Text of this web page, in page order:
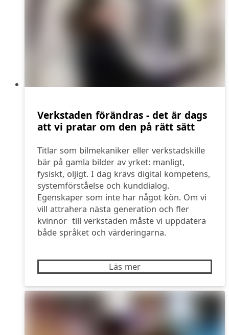
Verkstaden förändras - det är dags
att vi pratar om den på rätt sätt
Titlar som bilmekaniker eller verkstadskille
bär på gamla bilder av yrket: manligt,
fysiskt, oljigt. I dag krävs digital kompetens,
systemförståelse och kunddialog.
Egenskaper som inte har något kön. Om vi
vill attrahera nästa generation och fler
kvinnor till verkstaden måste vi uppdatera
både språket och värderingarna.
Läs mer